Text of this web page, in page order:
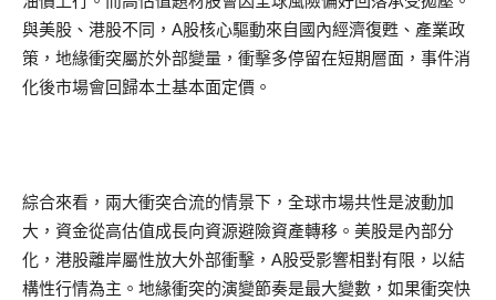
與美股、港股不同，A股核心驅動來自國內經濟復甦、產業政
策，地緣衝突屬於外部變量，衝擊多停留在短期層面，事件消
化後市場會回歸本土基本面定價。
綜合來看，兩大衝突合流的情景下，全球市場共性是波動加
大，資金從高估值成長向資源避險資產轉移。美股是內部分
化，港股離岸屬性放大外部衝擊，A股受影響相對有限，以結
構性行情為主。地緣衝突的演變節奏是最大變數，如果衝突快